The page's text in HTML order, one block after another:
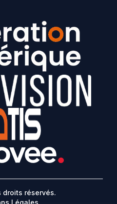
réservés.
Légales